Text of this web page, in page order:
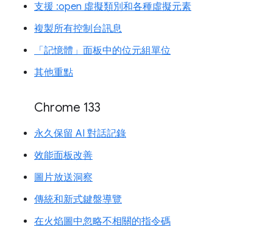
支援 :open 虛擬類別和各種虛擬元素
複製所有控制台訊息
「記憶體」面板中的位元組單位
其他重點
Chrome 133
永久保留 AI 對話記錄
效能面板改善
圖片放送洞察
傳統和新式鍵盤導覽
在火焰圖中忽略不相關的指令碼